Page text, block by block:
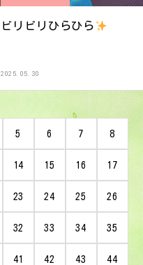
ビリビリひらひら
2025.05.30
5 6 7 8
14 15 16 17
23 24 25 26
32 33 34 35
41 42 43 44